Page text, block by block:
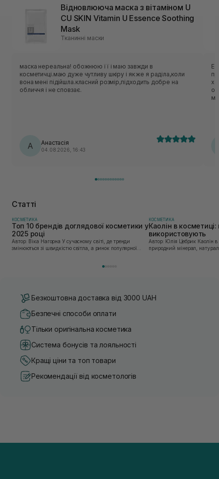
Відновлююча маска з вітаміном U
CU SKIN Vitamin U Essence Soothing
Mask
Тканинні маски
маска нереальна! обожнюю її і маю завжди в
косметичці.маю дуже чутливу шкіру і як же я раділа,коли
вона мені підійшла.класний розмір,підходить добре на
обличчя і не сповзає.
А Анастасія
04.08.2026, 16:43
Статті
КОСМЕТИКА
Топ 10 брендів доглядової косметики у
2025 році
Автор: Віка Нагорна У сучасному світі, де тренди
змінюються зі швидкістю світла, а ринок популярної
КОСМЕТИКА
Каолін в
використовують
Автор: Юлія Цебрик Каолін в косметології – це
природний мінерал,
Безкоштовна доставка від 3000 UAH
Безпечні способи оплати
Тільки оригінальна косметика
Система бонусів та лояльності
Кращі ціни та топ товари
Рекомендації від косметологів